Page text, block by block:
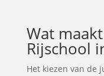
Wat
Rijschool
Het kiezen van de